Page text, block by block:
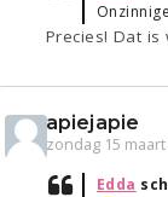
Precies! Dat
apiejapie
zondag 15
Edda